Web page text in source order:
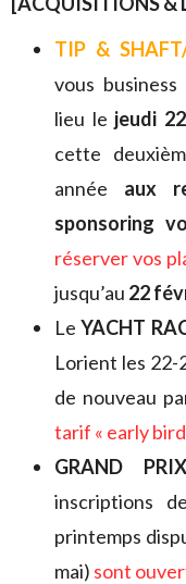
TIP &
vous
lieu le jeudi
cette
année aux
sponsoring
réserver vos
jusqu’au 22
LeYACHT
Lorient les
de nouveau
tarif « early bird
GRAND
inscriptions
printemps
mai) sont